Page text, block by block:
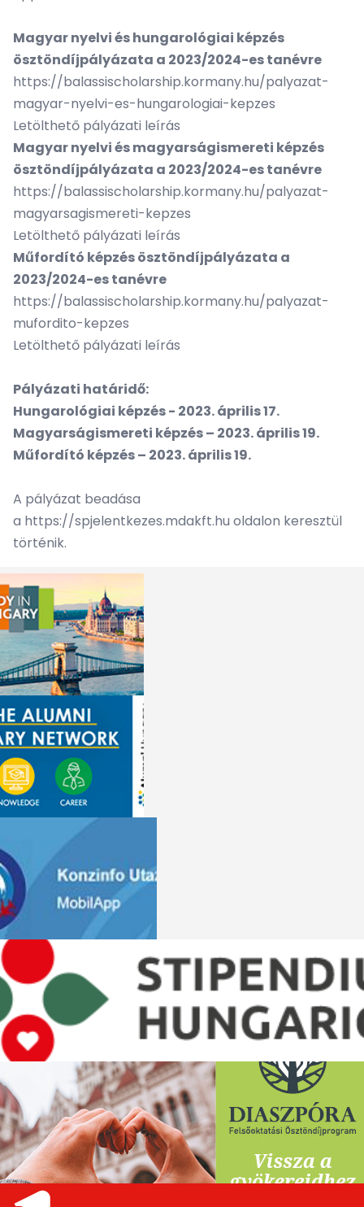
Magyar nyelvi és hungarológiai képzés
ösztöndíjpályázata a 2023/2024-estanévre
https://balassischolarship.kormany.hu/palyazat-
magyar-nyelvi-es-hungarologiai-kepzes
Letölthető pályázati leírás
Magyar nyelvi és magyarságismereti képzés
ösztöndíjpályázata a 2023/2024-es tanévre
https://balassischolarship.kormany.hu/palyazat-
magyarsagismereti-kepzes
Letölthető pályázati leírás
Műfordító képzés ösztöndíjpályázata a
2023/2024-estanévre
https://balassischolarship.kormany.hu/palyazat-
mufordito-kepzes
Letölthető pályázati leírás
Pályázati határidő:
Hungarológiai képzés - 2023. április 17.
Magyarságismereti képzés – 2023. április 19.
Műfordító képzés – 2023. április 19.
A pályázat beadása
a https://spjelentkezes.mdakft.hu oldalon keresztül
történik.